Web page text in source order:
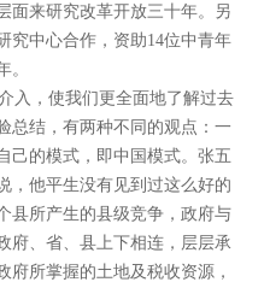
面来研究改革开放三十年。另
究中心合作，资助14位中青年
。
入，使我们更全面地了解过去
总结，有两种不同的观点：一
己的模式，即中国模式。张五
，他平生没有见到过这么好的
县所产生的县级竞争，政府与
府、省、县上下相连，层层承
府所掌握的土地及税收资源，